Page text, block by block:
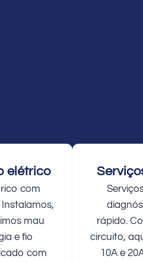
elétrico
com
mau
e fio
com
rápido.
circuito,
10A e